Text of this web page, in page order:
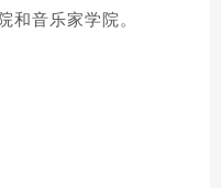
和音乐家学院。